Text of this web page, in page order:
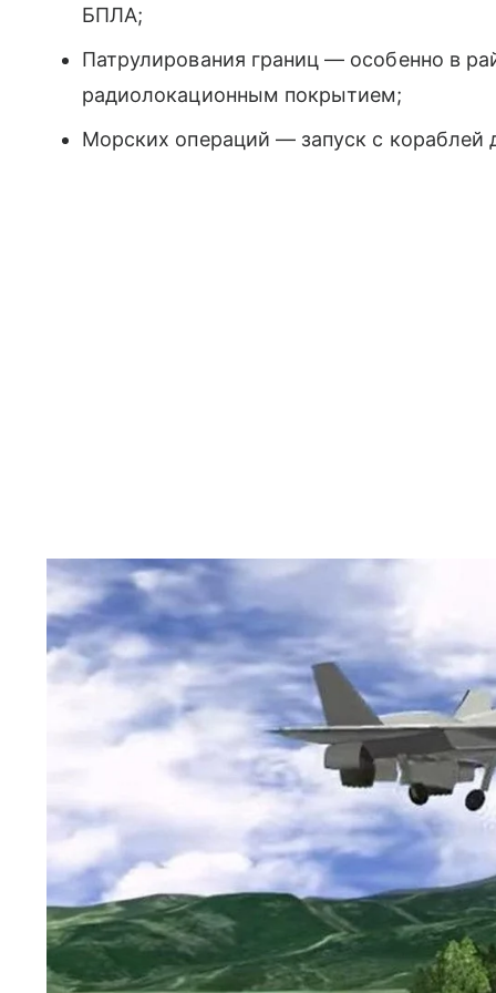
БПЛА;
Патрулирования границ — особенно в
радиолокационным покрытием;
Морских операций — запуск с